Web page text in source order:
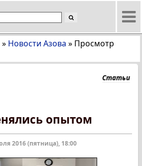
» Новости Азова » Просмотр
Статьи
опытом
2016 (пятница), 18:00